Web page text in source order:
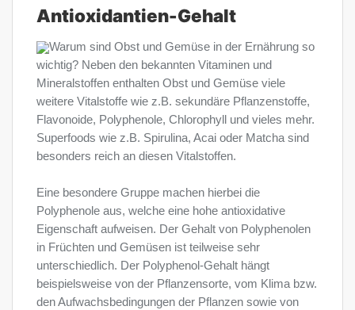
Antioxidantien-Gehalt
Warum sind Obst und Gemüse in der Ernährung so
wichtig? Neben den bekannten Vitaminen und
Mineralstoffen enthalten Obst und Gemüse viele
weitere Vitalstoffe wie z.B. sekundäre Pflanzenstoffe,
Flavonoide, Polyphenole, Chlorophyll und vieles mehr.
Superfoods wie z.B. Spirulina, Acai oder Matcha sind
besonders reich an diesen Vitalstoffen.
Eine besondere Gruppe machen hierbei die
Polyphenole aus, welche eine hohe antioxidative
Eigenschaft aufweisen. Der Gehalt von Polyphenolen
in Früchten und Gemüsen ist teilweise sehr
unterschiedlich. Der Polyphenol-Gehalt hängt
beispielsweise von der Pflanzensorte, vom Klima bzw.
den Aufwachsbedingungen der Pflanzen sowie von